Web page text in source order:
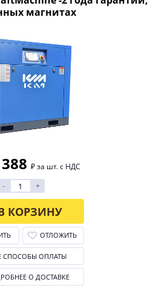
магнитах
₽ за шт. с НДС
-
+
КОРЗИНУ
ОТЛОЖИТЬ
СПОСОБЫ ОПЛАТЫ
О ДОСТАВКЕ